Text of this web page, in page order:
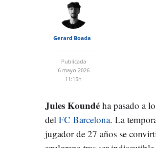
Gerard Boada
Publicada
6 mayo 2026
11:15h
Jules Koundé ha pasado a
del FC Barcelona. La
jugador de 27 años se